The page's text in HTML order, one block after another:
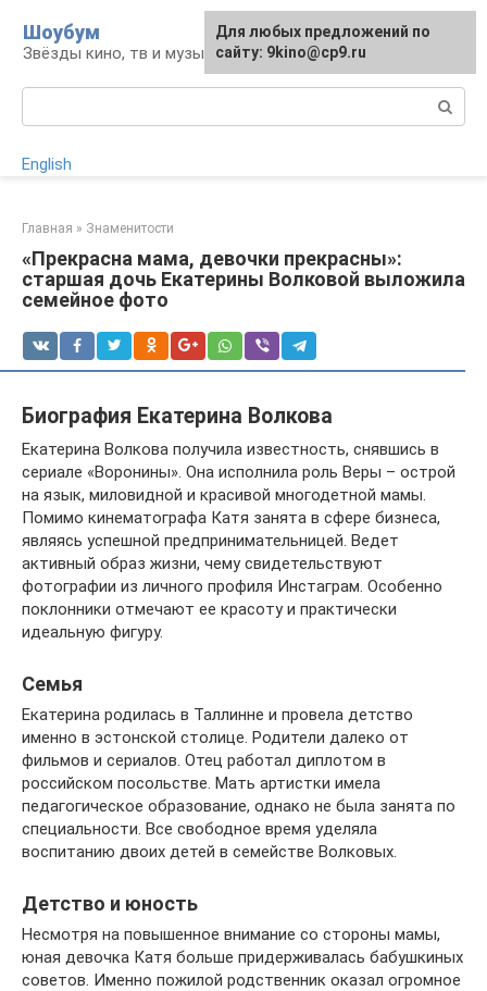
контенту
Шоубум
Звёзды кино, тв и музыки
English
Главная » Знаменитости
«Прекрасна мама, девочки прекрасны»:
старшая дочь Екатерины Волковой выложила
семейное фото
Биография Екатерина Волкова
Екатерина Волкова получила известность, снявшись в
сериале «Воронины». Она исполнила роль Веры – острой
на язык, миловидной и красивой многодетной мамы.
Помимо кинематографа Катя занята в сфере бизнеса,
являясь успешной предпринимательницей. Ведет
активный образ жизни, чему свидетельствуют
фотографии из личного профиля Инстаграм. Особенно
поклонники отмечают ее красоту и практически
идеальную фигуру.
Семья
Екатерина родилась в Таллинне и провела детство
именно в эстонской столице. Родители далеко от
фильмов и сериалов. Отец работал диплотом в
российском посольстве. Мать артистки имела
педагогическое образование, однако не была занята по
специальности. Все свободное время уделяла
воспитанию двоих детей в семействе Волковых.
Детство и юность
Несмотря на повышенное внимание со стороны мамы,
юная девочка Катя больше придерживалась бабушкиных
советов. Именно пожилой родственник оказал огромное
Для любых предложений по
сайту: 9kino@cp9.ru